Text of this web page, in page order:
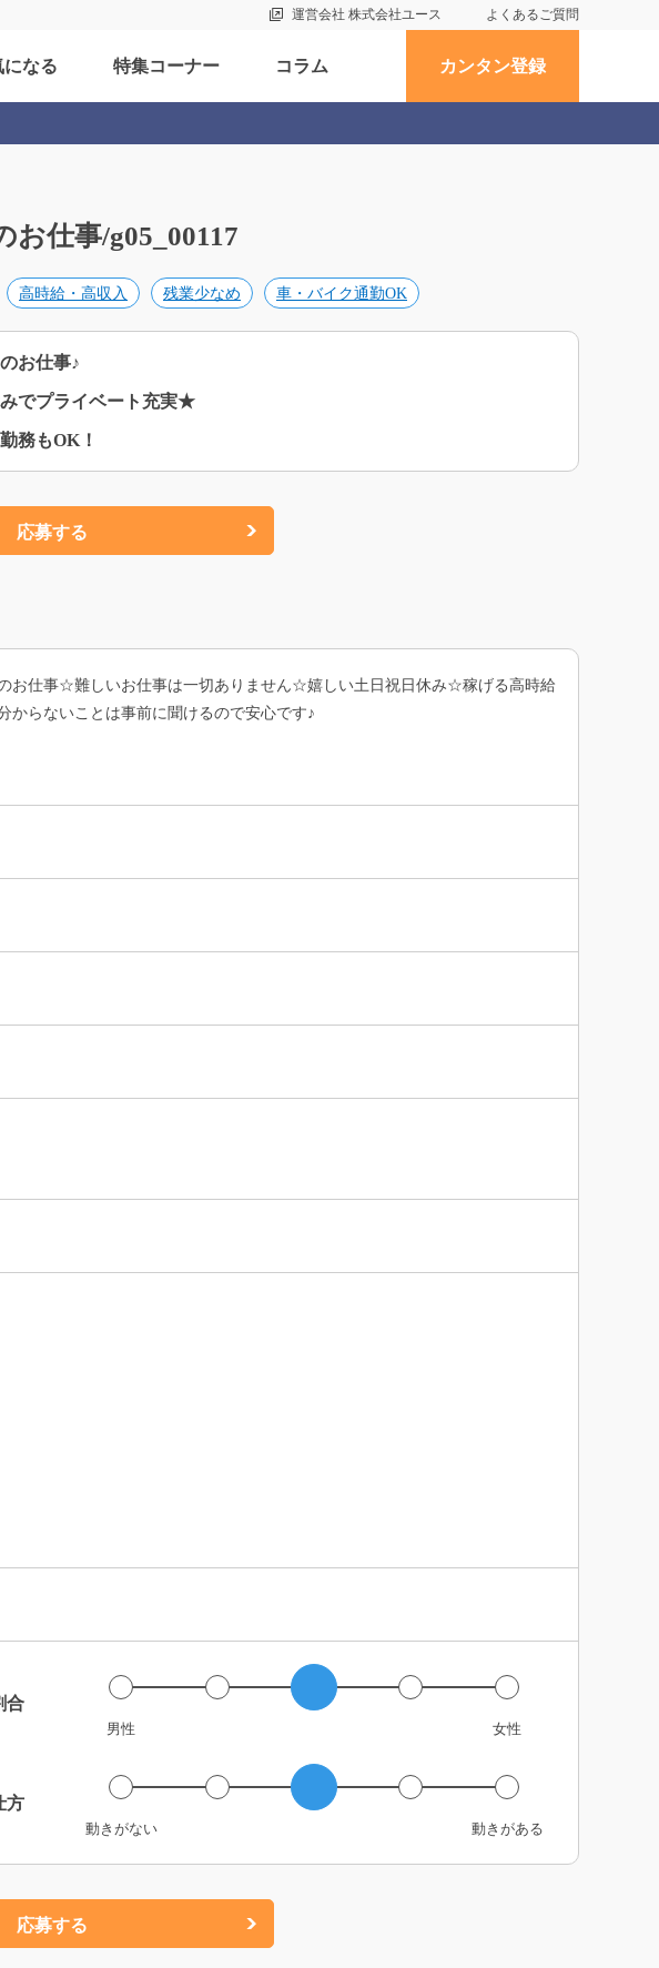
運営会社 株式会社ユース よくあるご質問
になる 特集コーナー コラム カンタン登録
お仕事/g05_00117
高時給・高収入 残業少なめ 車・バイク通勤OK
お仕事♪
でプライベート充実★
務もOK！
応募する
お仕事☆難しいお仕事は一切ありません☆嬉しい土日祝日休み☆稼げる高時給
らないことは事前に聞けるので安心です♪
合
男性 女性
方
動きがない 動きがある
応募する